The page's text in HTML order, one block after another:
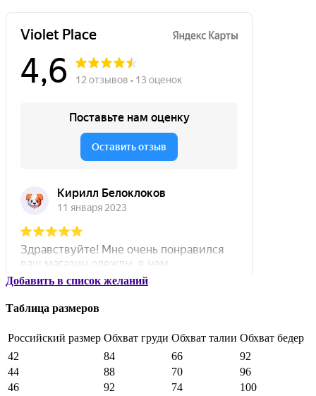
Добавить в список желаний
Таблица размеров
Российский размер Обхват груди Обхват талии Обхват бедер
42
84 66
92
44
88 70
96
46
92 74
100